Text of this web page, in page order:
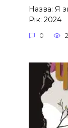
Назва: Я
Рік: 2024
0